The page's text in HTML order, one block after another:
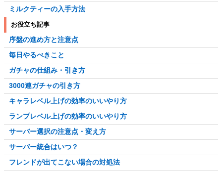
ミルクティーの入手方法
お役立ち記事
序盤の進め方と注意点
毎日やるべきこと
ガチャの仕組み・引き方
3000連ガチャの引き方
キャラレベル上げの効率のいいやり方
ランプレベル上げの効率のいいやり方
サーバー選択の注意点・変え方
サーバー統合はいつ？
フレンドが出てこない場合の対処法